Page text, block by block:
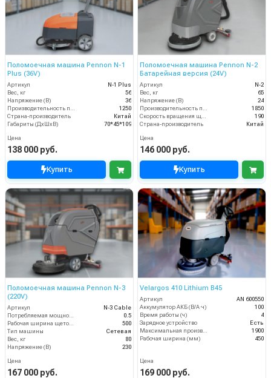
Поломоечная машина Pennon N-1
Plus (36V)
Артикул
N-1 Plus
Вес, кг
56
Напряжение (В)
36
Производительность по площади (м2/ч)
1250
Страна-производитель
Китай
Габариты (ДхШхВ)
70*45*109
Цена
138 000 руб.
Купить
Поломоечная машина Pennon N-2
Батарейная версия (24V)
Артикул
N-2
Вес, кг
65
Напряжение (В)
24
Производительность по площади (м2/ч)
1850
Скорость вращения щётки (об/мин)
190
Страна-производитель
Китай
Цена
146 000 руб.
Купить
Поломоечная машина Pennon N-3
(220V)
Артикул
N-3 Cable
Потребляемая мощность (кВт)
0.5
Рабочая ширина щеток (мм)
500
Тип машины
Сетевая
Вес, кг
80
Напряжение (В)
230
Цена
167 000 руб.
Velargos 410 Lithium B45
Артикул
AN 600550
Аккумулятор АКБ (В/А·ч)
100
Время работы (ч)
4
Зарядное устройство
Есть
Максимальная производительность (кв.м/час)
1900
Рабочая ширина (мм)
450
Цена
169 000 руб.